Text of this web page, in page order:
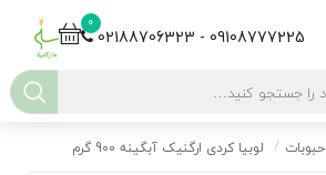
0
02188706323 - 09108777225
حبوبات لوبیا کردی ارگنیک آبگینه 900 گرم